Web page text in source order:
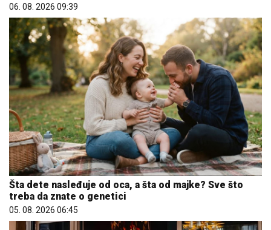
06. 08. 2026 09:39
Šta dete nasleđuje od oca, a šta od majke? Sve što
treba da znate o genetici
05. 08. 2026 06:45